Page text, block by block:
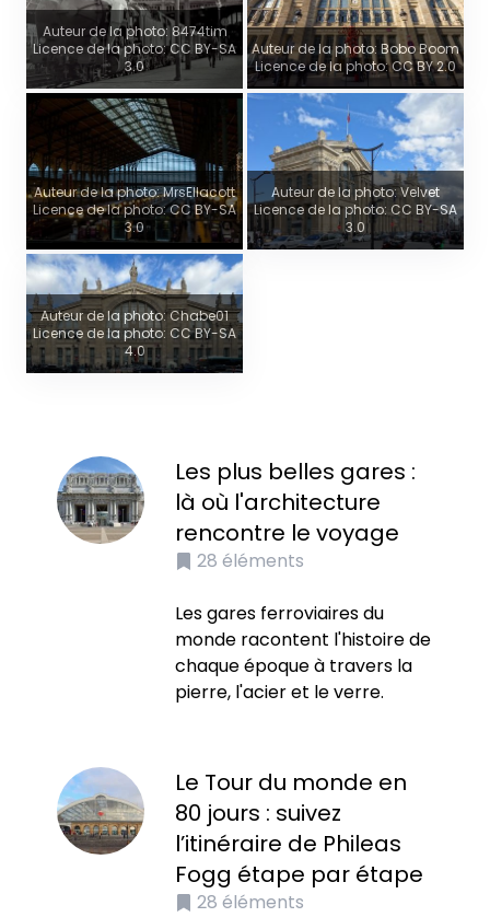
Auteur de la photo: 8474tim
Licence de la photo: CC BY-SA
3.0
Auteur de la photo: Bobo Boom
Licence de la photo: CC BY 2.0
Auteur de la photo: MrsEllacott
Licence de la photo: CC BY-SA
3.0
Auteur de la photo: Velvet
Licence de la photo: CC BY-SA
3.0
Auteur de la photo: Chabe01
Licence de la photo: CC BY-SA
4.0
Les plus belles gares :
là où l'architecture
rencontre le voyage
28 éléments
Les gares ferroviaires du
monde racontent l'histoire de
chaque époque à travers la
pierre, l'acier et le verre.
Le Tour du monde en
80 jours : suivez
l’itinéraire de Phileas
Fogg étape par étape
28 éléments